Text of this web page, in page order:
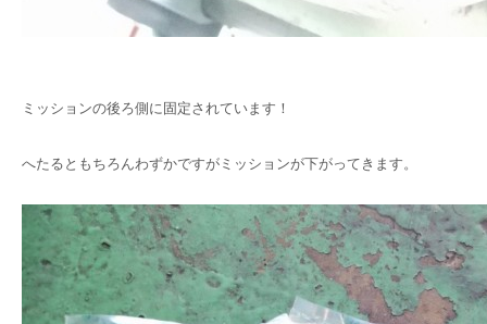
ミッションの後ろ側に固定されています！
へたるともちろんわずかですがミッションが下がってきます。